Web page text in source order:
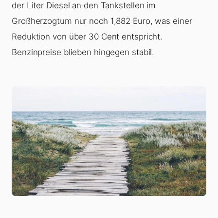
der Liter Diesel an den Tankstellen im
Großherzogtum nur noch 1,882 Euro, was einer
Reduktion von über 30 Cent entspricht.
Benzinpreise blieben hingegen stabil.